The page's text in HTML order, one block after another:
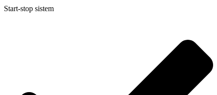
Start-stop sistem